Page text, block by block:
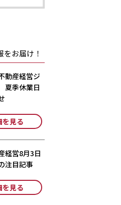
お届け！
動産経営ジ
夏季休業日
を見る
経営8月3日
注目記事
を見る